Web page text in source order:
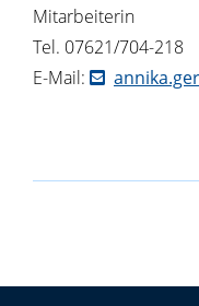
Mitarbeiterin
Tel. 07621/704-218
E-Mail: